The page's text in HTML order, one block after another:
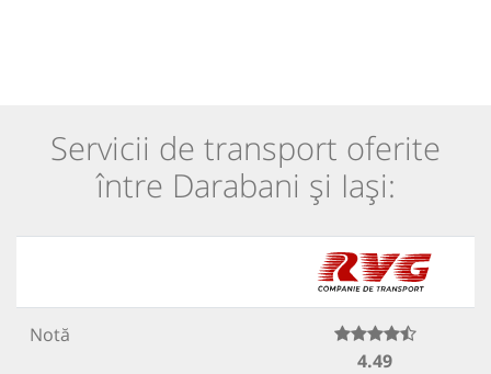
Servicii de transport oferite
între Darabani și Iași:
Notă
4.49